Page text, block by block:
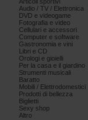
Audio / TV / Elettronica
DVD e videogame
Fotografia e video
Cellulari e accessori
Computer e software
Gastronomia e vini
Libri e CD
Orologi e gioielli
Per la casa e il giardino
Strumenti musicali
Baratto
Mobili / Elettrodomestici
Prodotti di bellezza
Biglietti
Sexy shop
Altro